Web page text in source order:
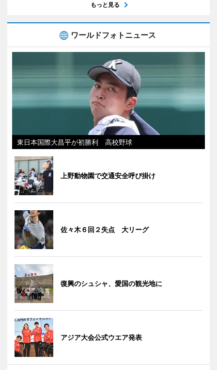
もっと見る
ワールドフォトニュース
東日本国際大昌平が初勝利 高校野球
上野動物園で交通安全呼び掛け
佐々木６回２失点 大リーグ
復興のシュシャ、愛国の観光地に
アジア大会公式ウエア発表